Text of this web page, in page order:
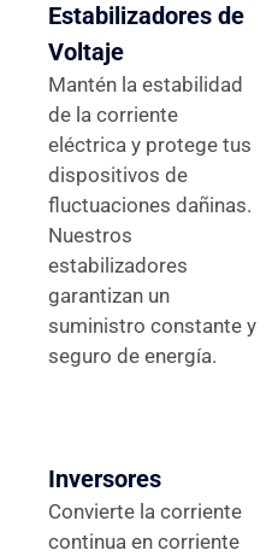
Estabilizadores de
Voltaje
Mantén la estabilidad
de la corriente
eléctrica y protege tus
dispositivos de
fluctuaciones dañinas.
Nuestros
estabilizadores
garantizan un
suministro constante y
seguro de energía.
Inversores
Convierte la corriente
continua en corriente